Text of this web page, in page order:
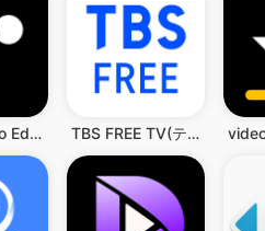
VITA - Video Editor & Maker TBS FREE TV(テレビ)番組の見逃し配信の見放題